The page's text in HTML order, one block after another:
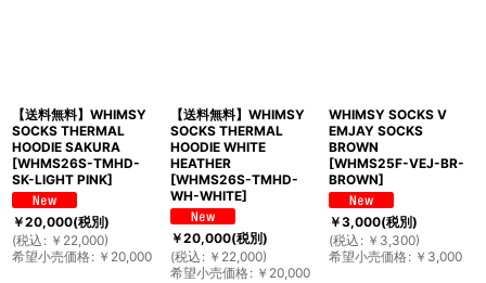
【送料無料】WHIMSY
SOCKS THERMAL
HOODIE SAKURA
[WHMS26S-TMHD-
SK-LIGHT PINK]
￥20,000(税別)
(税込 : ￥ 22,000)
希望小売価格: ￥ 20,000
【送料無料】WHIMSY
SOCKS THERMAL
HOODIE WHITE
HEATHER
[WHMS26S-TMHD-
WH-WHITE]
￥20,000(税別)
(税込 : ￥ 22,000)
希望小売価格: ￥ 20,000
WHIMSY SOCKS V
EMJAY SOCKS
BROWN
[WHMS25F-VEJ-BR-
BROWN]
￥3,000(税別)
(税込 : ￥ 3,300)
希望小売価格: ￥ 3,000